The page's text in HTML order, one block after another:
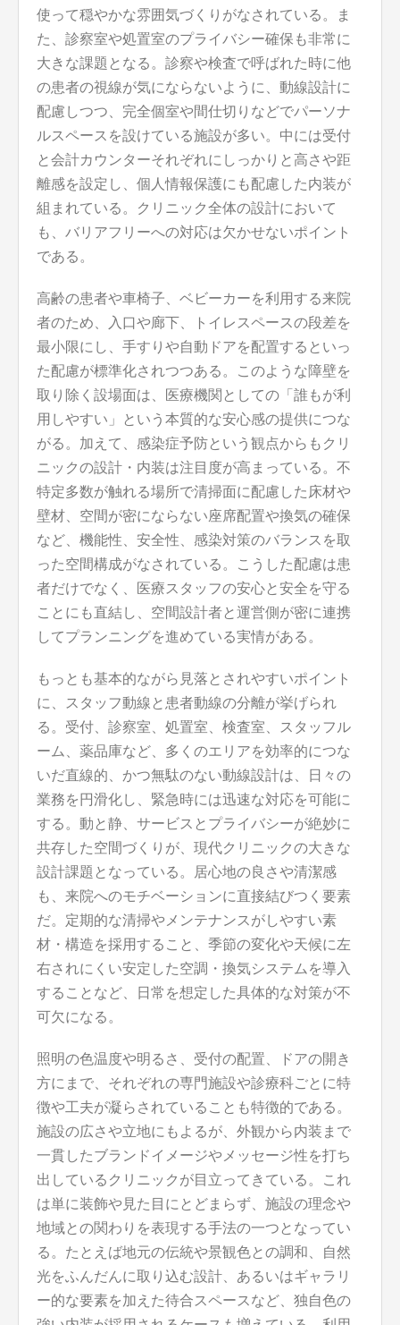
使って穏やかな雰囲気づくりがなされている。ま
た、診察室や処置室のプライバシー確保も非常に
大きな課題となる。診察や検査で呼ばれた時に他
の患者の視線が気にならないように、動線設計に
配慮しつつ、完全個室や間仕切りなどでパーソナ
ルスペースを設けている施設が多い。中には受付
と会計カウンターそれぞれにしっかりと高さや距
離感を設定し、個人情報保護にも配慮した内装が
組まれている。クリニック全体の設計において
も、バリアフリーへの対応は欠かせないポイント
である。
高齢の患者や車椅子、ベビーカーを利用する来院
者のため、入口や廊下、トイレスペースの段差を
最小限にし、手すりや自動ドアを配置するといっ
た配慮が標準化されつつある。このような障壁を
取り除く設場面は、医療機関としての「誰もが利
用しやすい」という本質的な安心感の提供につな
がる。加えて、感染症予防という観点からもクリ
ニックの設計・内装は注目度が高まっている。不
特定多数が触れる場所で清掃面に配慮した床材や
壁材、空間が密にならない座席配置や換気の確保
など、機能性、安全性、感染対策のバランスを取
った空間構成がなされている。こうした配慮は患
者だけでなく、医療スタッフの安心と安全を守る
ことにも直結し、空間設計者と運営側が密に連携
してプランニングを進めている実情がある。
もっとも基本的ながら見落とされやすいポイント
に、スタッフ動線と患者動線の分離が挙げられ
る。受付、診察室、処置室、検査室、スタッフル
ーム、薬品庫など、多くのエリアを効率的につな
いだ直線的、かつ無駄のない動線設計は、日々の
業務を円滑化し、緊急時には迅速な対応を可能に
する。動と静、サービスとプライバシーが絶妙に
共存した空間づくりが、現代クリニックの大きな
設計課題となっている。居心地の良さや清潔感
も、来院へのモチベーションに直接結びつく要素
だ。定期的な清掃やメンテナンスがしやすい素
材・構造を採用すること、季節の変化や天候に左
右されにくい安定した空調・換気システムを導入
することなど、日常を想定した具体的な対策が不
可欠になる。
照明の色温度や明るさ、受付の配置、ドアの開き
方にまで、それぞれの専門施設や診療科ごとに特
徴や工夫が凝らされていることも特徴的である。
施設の広さや立地にもよるが、外観から内装まで
一貫したブランドイメージやメッセージ性を打ち
出しているクリニックが目立ってきている。これ
は単に装飾や見た目にとどまらず、施設の理念や
地域との関わりを表現する手法の一つとなってい
る。たとえば地元の伝統や景観色との調和、自然
光をふんだんに取り込む設計、あるいはギャラリ
ー的な要素を加えた待合スペースなど、独自色の